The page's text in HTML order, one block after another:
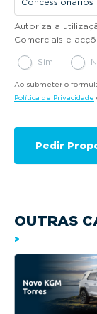
Autoriza a
Comerciais e
Sim
Ao submeter o
Política de Privacidade
OUTRAS
>